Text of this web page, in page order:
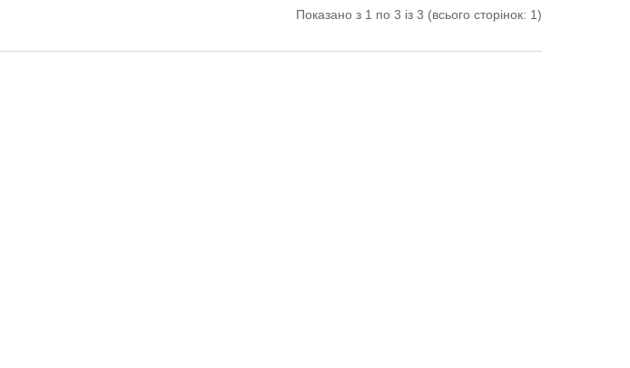
Показано з 1 по 3 із 3 (всього сторінок: 1)